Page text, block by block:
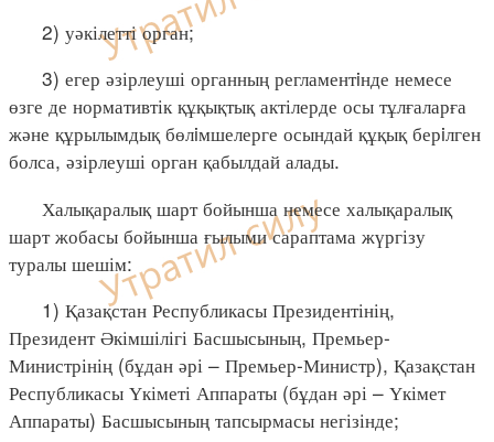
2) уәкілетті орган;
3) егер әзірлеуші органның регламентiнде немесе
өзге де нормативтік құқықтық актілерде осы тұлғаларға
және құрылымдық бөлiмшелерге осындай құқық берiлген
болса, әзірлеуші орган қабылдай алады.
Халықаралық шарт бойынша немесе халықаралық
шарт жобасы бойынша ғылыми сараптама жүргізу
туралы шешім:
1) Қазақстан Республикасы Президентінің,
Президент Әкімшілігі Басшысының, Премьер-
Министрінің (бұдан әрі – Премьер-Министр), Қазақстан
Республикасы Үкіметі Аппараты (бұдан әрі – Үкімет
Аппараты) Басшысының тапсырмасы негізінде;